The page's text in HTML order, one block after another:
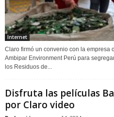
Internet
Claro firmó un convenio con la empresa
Ambipar Environment Perú para
los Residuos de...
Disfruta las películas
por Claro video